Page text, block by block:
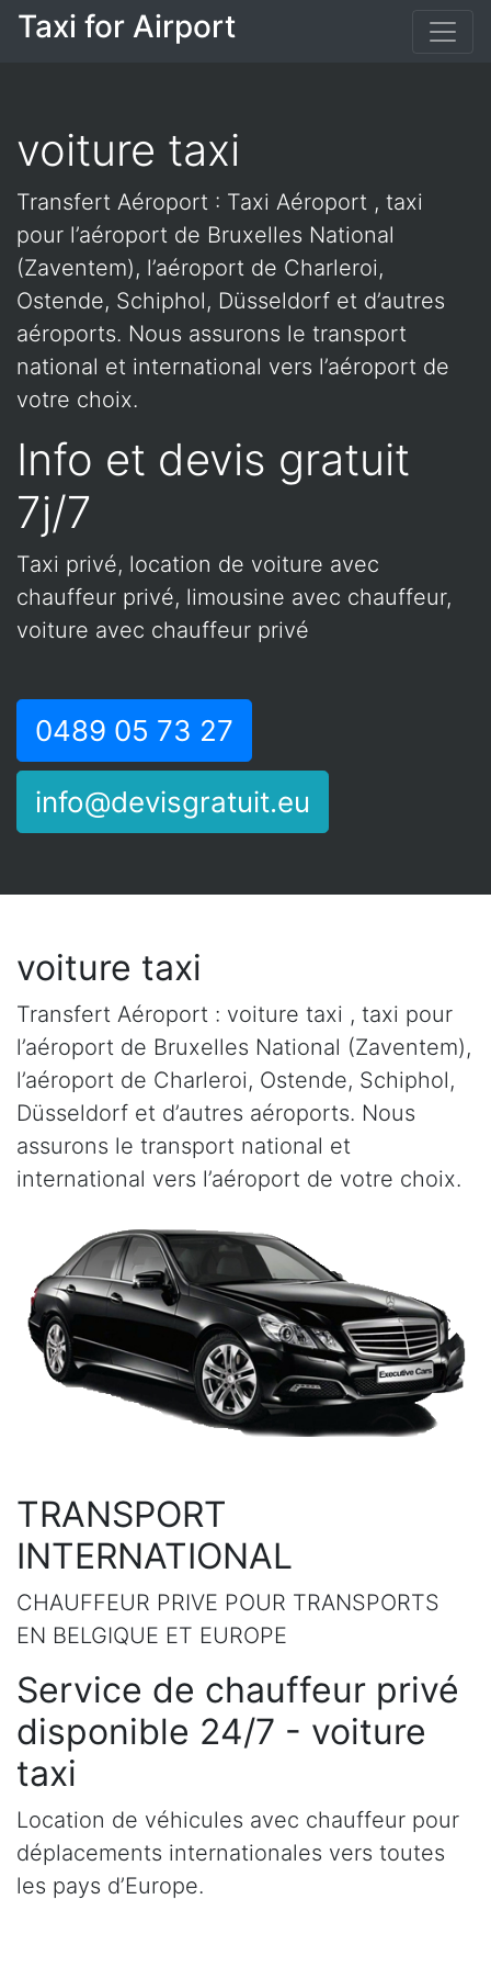
Taxi for Airport
voiture taxi
Transfert Aéroport : Taxi Aéroport , taxi
pour l’aéroport de Bruxelles National
(Zaventem), l’aéroport de Charleroi,
Ostende, Schiphol, Düsseldorf et d’autres
aéroports. Nous assurons le transport
national et international vers l’aéroport de
votre choix.
Info et devis gratuit
7j/7
Taxi privé, location de voiture avec
chauffeur privé, limousine avec chauffeur,
voiture avec chauffeur privé
0489 05 73 27
info@devisgratuit.eu
voiture taxi
Transfert Aéroport : voiture taxi , taxi pour
l’aéroport de Bruxelles National (Zaventem),
l’aéroport de Charleroi, Ostende, Schiphol,
Düsseldorf et d’autres aéroports. Nous
assurons le transport national et
international vers l’aéroport de votre choix.
TRANSPORT
INTERNATIONAL
CHAUFFEUR PRIVE POUR TRANSPORTS
EN BELGIQUE ET EUROPE
Service de chauffeur privé
disponible 24/7 - voiture
taxi
Location de véhicules avec chauffeur pour
déplacements internationales vers toutes
les pays d’Europe.